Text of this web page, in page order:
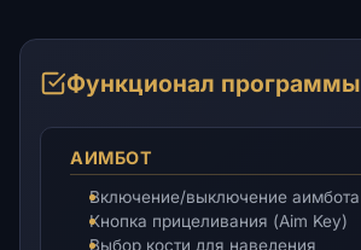
Функционал программы
АИМБОТ
Включение/выключение аимбота
Кнопка прицеливания (Aim Key)
Выбор кости для наведения